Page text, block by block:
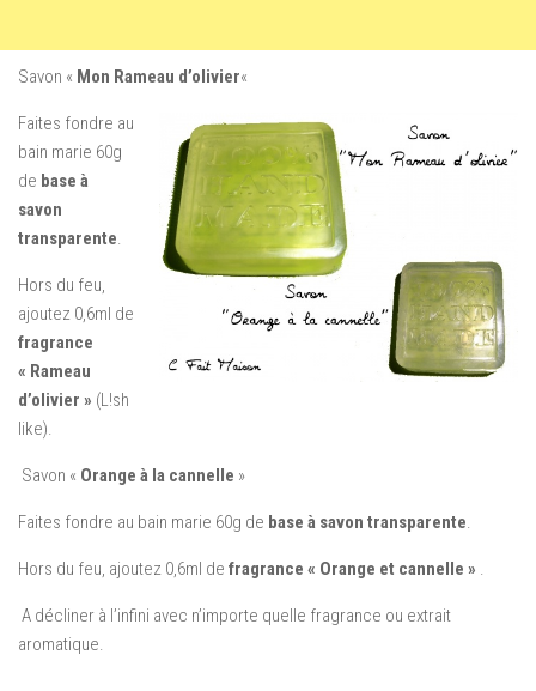
Savon « Mon Rameau d’olivier«
Faites fondre au
bain marie 60g
de base à
savon
transparente.
Hors du feu,
ajoutez 0,6ml de
fragrance
« Rameau
d’olivier » (L!sh
like).
Savon « Orange à la cannelle »
Faites fondre au bain marie 60g de base à savon transparente.
Hors du feu, ajoutez 0,6ml de fragrance « Orange et cannelle » .
A décliner à l’infini avec n’importe quelle fragrance ou extrait
aromatique.